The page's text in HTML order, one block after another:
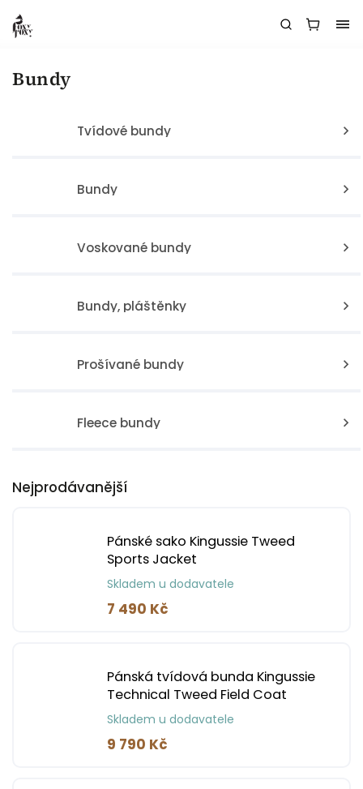
Bundy
Tvídové bundy
Bundy
Voskované bundy
Bundy, pláštěnky
Prošívané bundy
Fleece bundy
Nejprodávanější
Pánské sako Kingussie Tweed
Sports Jacket
Skladem u dodavatele
7 490 Kč
Pánská tvídová bunda Kingussie
Technical Tweed Field Coat
Skladem u dodavatele
9 790 Kč